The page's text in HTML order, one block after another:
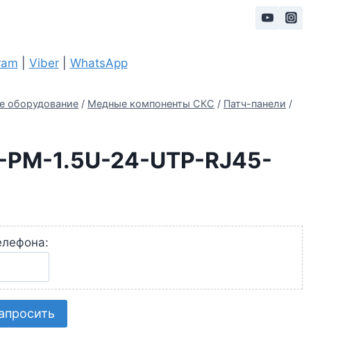
Viber| WhatsApp
оборудование / Медные компоненты СКС / Патч-панели /
PM-1.5U-24-UTP-RJ45-